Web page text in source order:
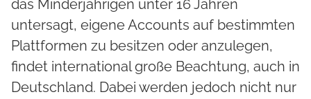
das Minderjährigen unter 16 Jahren
untersagt, eigene Accounts auf bestimmten
Plattformen zu besitzen oder anzulegen,
findet international große Beachtung, auch in
Deutschland. Dabei werden jedoch nicht nur